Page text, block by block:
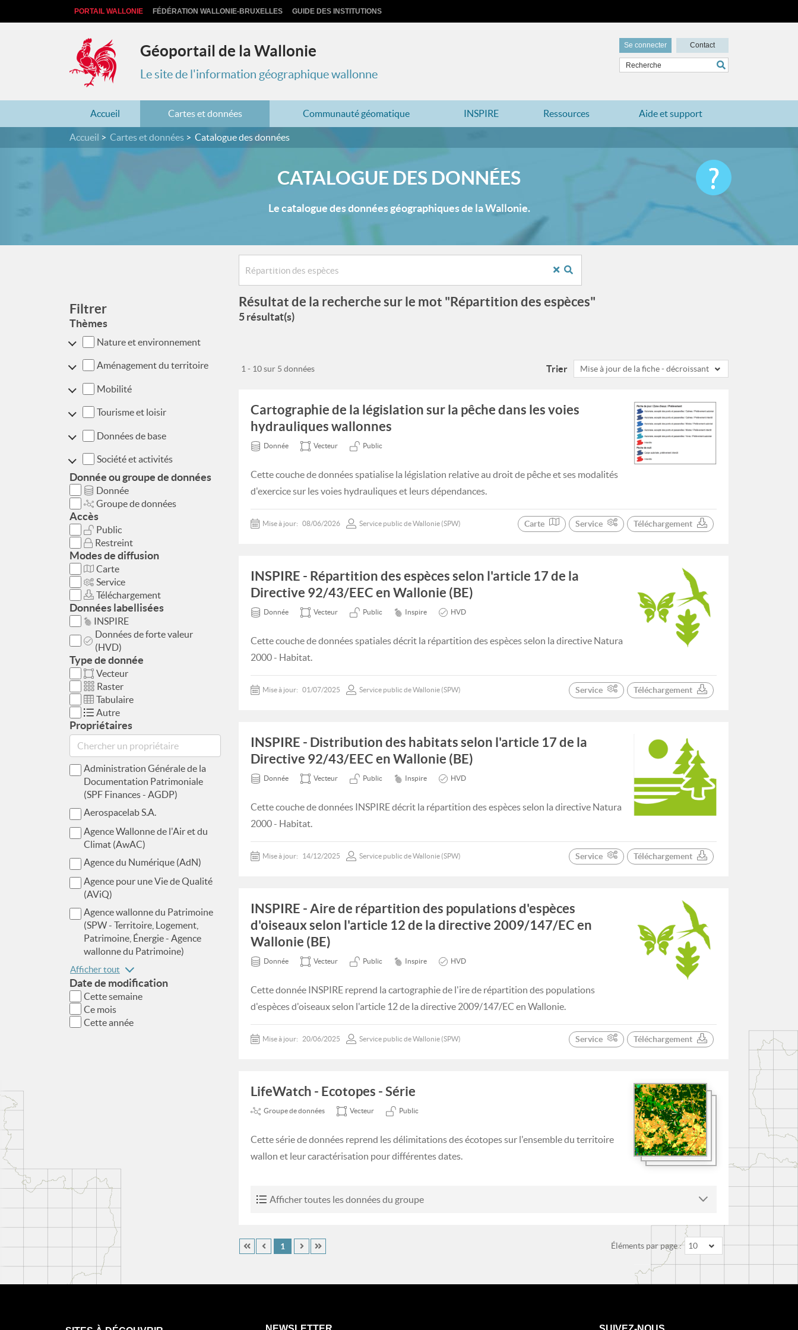
PORTAIL WALLONIE FÉDÉRATION WALLONIE-BRUXELLES GUIDE DES INSTITUTIONS
Géoportail de la Wallonie
Le site de l'information géographique wallonne
Se connecter Contact
Accueil Cartes et données Communauté géomatique INSPIRE Ressources Aide et support
Accueil Cartes et données Catalogue des données
CATALOGUE DES DONNÉES
Le catalogue des données géographiques de la Wallonie.
Filtrer
Thèmes
Nature et environnement
Aménagement du territoire
Mobilité
Tourisme et loisir
Données de base
Société et activités
Donnée ou groupe de données
Donnée
Groupe de données
Accès
Public
Restreint
Modes de diffusion
Carte
Service
Téléchargement
Données labellisées
INSPIRE
Données de forte valeur
(HVD)
Type de donnée
Vecteur
Raster
Tabulaire
Autre
Propriétaires
Administration Générale de la
Documentation Patrimoniale
(SPF Finances - AGDP)
Aerospacelab S.A.
Agence Wallonne de l'Air et du
Climat (AwAC)
Agence du Numérique (AdN)
Agence pour une Vie de Qualité
(AViQ)
Agence wallonne du Patrimoine
(SPW - Territoire, Logement,
Patrimoine, Énergie - Agence
wallonne du Patrimoine)
Afficher tout
Date de modification
Cette semaine
Ce mois
Cette année
Résultat de la recherche sur le mot "Répartition des espèces"
5 résultat(s)
Trier Mise à jour de la fiche - décroissant
1 - 10 sur 5 données
Cartographie de la législation sur la pêche dans les voies
hydrauliques wallonnes
Donnée Vecteur Public
Cette couche de données spatialise la législation relative au droit de pêche et ses modalités
d'exercice sur les voies hydrauliques et leurs dépendances.
Mise à jour: 08/06/2026 Service public de Wallonie (SPW) Carte Service Téléchargement
INSPIRE - Répartition des espèces selon l'article 17 de la
Directive 92/43/EEC en Wallonie (BE)
Donnée Vecteur Public Inspire HVD
Cette couche de données spatiales décrit la répartition des espèces selon la directive Natura
2000 - Habitat.
Mise à jour: 01/07/2025 Service public de Wallonie (SPW) Service Téléchargement
INSPIRE - Distribution des habitats selon l'article 17 de la
Directive 92/43/EEC en Wallonie (BE)
Donnée Vecteur Public Inspire HVD
Cette couche de données INSPIRE décrit la répartition des espèces selon la directive Natura
2000 - Habitat.
Mise à jour: 14/12/2025 Service public de Wallonie (SPW) Service Téléchargement
INSPIRE - Aire de répartition des populations d'espèces
d'oiseaux selon l'article 12 de la directive 2009/147/EC en
Wallonie (BE)
Donnée Vecteur Public Inspire HVD
Cette donnée INSPIRE reprend la cartographie de l'ire de répartition des populations
d'espèces d'oiseaux selon l'article 12 de la directive 2009/147/EC en Wallonie.
Mise à jour: 20/06/2025 Service public de Wallonie (SPW) Service Téléchargement
LifeWatch - Ecotopes - Série
Groupe de données Vecteur Public
Cette série de données reprend les délimitations des écotopes sur l'ensemble du territoire
wallon et leur caractérisation pour différentes dates.
Afficher toutes les données du groupe
Éléments par page : 10
1